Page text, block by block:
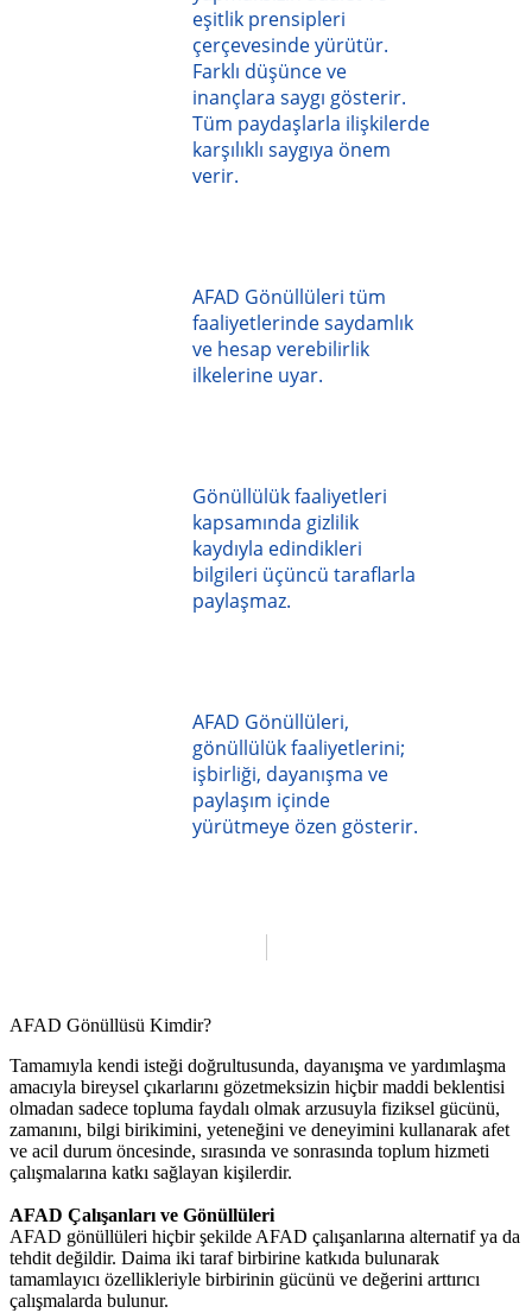
eşitlik prensipleri
çerçevesinde yürütür.
Farklı düşünce ve
inançlara saygı gösterir.
Tüm paydaşlarla ilişkilerde
karşılıklı saygıya önem
verir.
AFAD Gönüllüleri tüm
faaliyetlerinde saydamlık
ve hesap verebilirlik
ilkelerine uyar.
Gönüllülük faaliyetleri
kapsamında gizlilik
kaydıyla edindikleri
bilgileri üçüncü taraflarla
paylaşmaz.
AFAD Gönüllüleri,
gönüllülük faaliyetlerini;
işbirliği, dayanışma ve
paylaşım içinde
yürütmeye özen gösterir.
AFAD Gönüllüsü Kimdir?
Tamamıyla kendi isteği doğrultusunda, dayanışma ve yardımlaşma
amacıyla bireysel çıkarlarını gözetmeksizin hiçbir maddi beklentisi
olmadan sadece topluma faydalı olmak arzusuyla fiziksel gücünü,
zamanını, bilgi birikimini, yeteneğini ve deneyimini kullanarak afet
ve acil durum öncesinde, sırasında ve sonrasında toplum hizmeti
çalışmalarına katkı sağlayan kişilerdir.
AFAD Çalışanları ve Gönüllüleri
AFAD gönüllüleri hiçbir şekilde AFAD çalışanlarına alternatif ya da
tehdit değildir. Daima iki taraf birbirine katkıda bulunarak
tamamlayıcı özellikleriyle birbirinin gücünü ve değerini arttırıcı
çalışmalarda bulunur.